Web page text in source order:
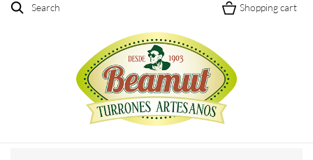
Search Shopping cart